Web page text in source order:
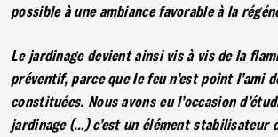
possible à une ambiance favorable à la
Le jardinage devient ainsi vis à vis de la
préventif, parce que le feu n’est point l’ami
constituées. Nous avons eu l’occasion
jardinage (…) c’est un élément stabilisateur